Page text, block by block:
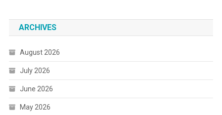
ARCHIVES
August 2026
July 2026
June 2026
May 2026